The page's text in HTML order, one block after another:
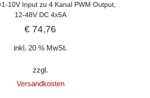
10V Input zu 4 Kanal PWM Output,
12-48V DC 4x5A
€ 74,76
inkl. 20 % MwSt.
zzgl.
Versandkosten